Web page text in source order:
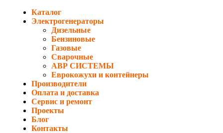
Каталог
Электрогенераторы
Дизельные
Бензиновые
Газовые
Сварочные
АВР СИСТЕМЫ
Еврокожухи и контейнеры
Производители
Оплата и доставка
Сервис и ремонт
Проекты
Блог
Контакты